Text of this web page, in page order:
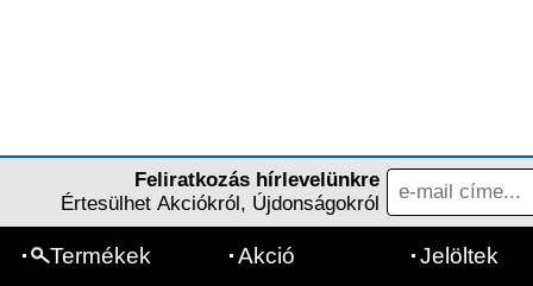
Feliratkozás hírlevelünkre
Értesülhet Akciókról, Újdonságokról
Termékek
Akció
Jelöltek